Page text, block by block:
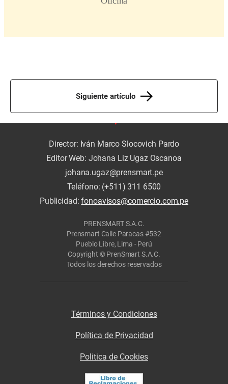
Siguiente artículo
Director: Iván Marco Slocovich Pardo
Editor Web: Johana Liz Ugaz Oscanoa
johana.ugaz@prensmart.pe
Teléfono: (+511) 311 6500
Publicidad:fonoavisos@comercio.com.pe
PRENSMART S.A.C.
Prensmart Calle Paracas #532
Pueblo Libre, Lima - Perú
Copyright © PrenSmart S.A.C.
Todos los derechos reservados
Términos y Condiciones
Política de Privacidad
Politica de Cookies